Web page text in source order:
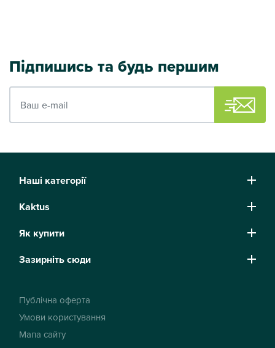
Підпишись та будь першим
Наші категорії
Kaktus
Як купити
Зазирніть сюди
Публічна оферта
Умови користування
Мапа сайту